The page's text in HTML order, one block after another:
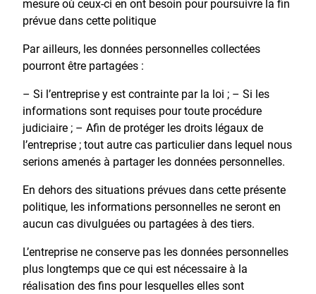
mesure où ceux-ci en ont besoin pour poursuivre la fin
prévue dans cette politique
Par ailleurs, les données personnelles collectées
pourront être partagées :
– Si l’entreprise y est contrainte par la loi ; – Si les
informations sont requises pour toute procédure
judiciaire ; – Afin de protéger les droits légaux de
l’entreprise ; tout autre cas particulier dans lequel nous
serions amenés à partager les données personnelles.
En dehors des situations prévues dans cette présente
politique, les informations personnelles ne seront en
aucun cas divulguées ou partagées à des tiers.
L’entreprise ne conserve pas les données personnelles
plus longtemps que ce qui est nécessaire à la
réalisation des fins pour lesquelles elles sont